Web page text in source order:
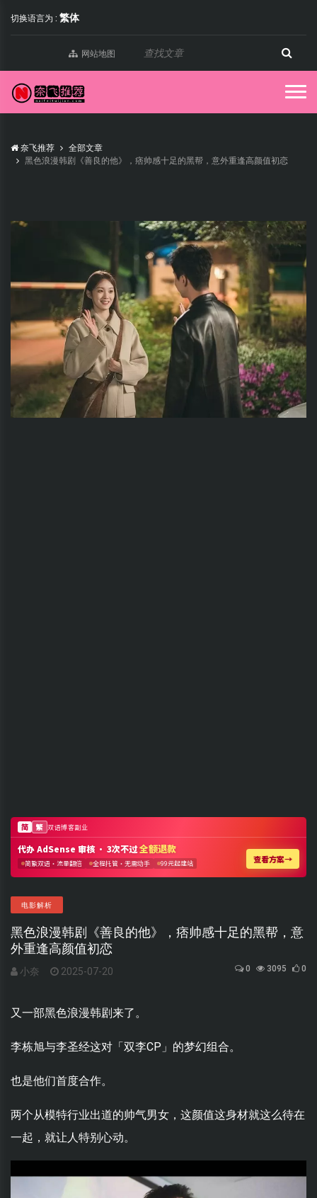
切换语言为 : 繁体
网站地图
奈飞推荐
全部文章
黑色浪漫韩剧《善良的他》，痞帅感十足的黑帮，意外重逢高颜值初恋
电影解析
黑色浪漫韩剧《善良的他》，痞帅感十足的黑帮，意
外重逢高颜值初恋
小奈 2025-07-20 0 3095 0
又一部黑色浪漫韩剧来了。
李栋旭与李圣经这对「双李CP」的梦幻组合。
也是他们首度合作。
两个从模特行业出道的帅气男女，这颜值这身材就这么待在
一起，就让人特别心动。